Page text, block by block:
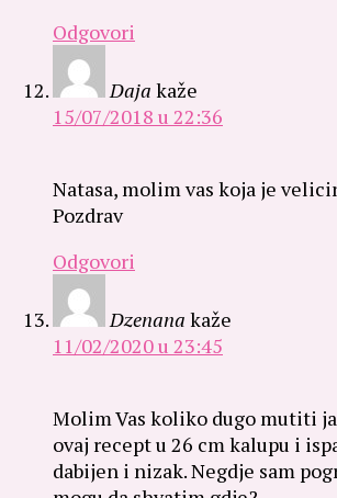
Odgovori
Daja kaže
15/07/2018 u 22:36
Natasa, molim vas koja je
Pozdrav
Odgovori
Dzenana kaže
11/02/2020 u 23:45
Molim Vas koliko dugo mutiti
ovaj recept u 26 cm kalupu i
dabijen i nizak. Negdje sam